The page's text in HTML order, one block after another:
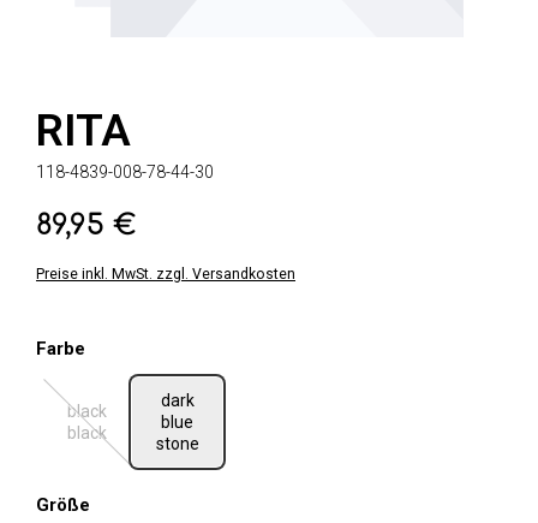
RITA
118-4839-008-78-44-30
Regulärer Preis:
89,95 €
Preise inkl. MwSt. zzgl. Versandkosten
Farbe
black
black(Diese Option ist zurzeit nicht verfügbar.)
dark
blue
stone
Größe